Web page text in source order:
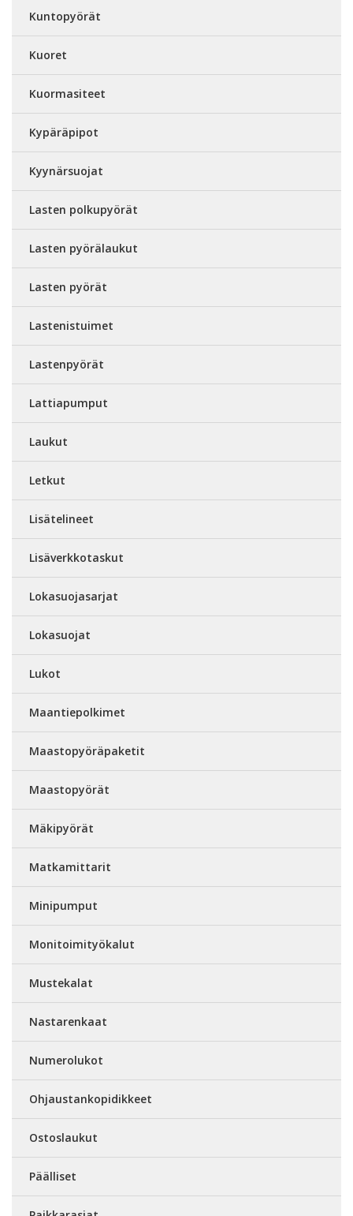
Kuntopyörät
Kuoret
Kuormasiteet
Kypäräpipot
Kyynärsuojat
Lasten polkupyörät
Lasten pyörälaukut
Lasten pyörät
Lastenistuimet
Lastenpyörät
Lattiapumput
Laukut
Letkut
Lisätelineet
Lisäverkkotaskut
Lokasuojasarjat
Lokasuojat
Lukot
Maantiepolkimet
Maastopyöräpaketit
Maastopyörät
Mäkipyörät
Matkamittarit
Minipumput
Monitoimityökalut
Mustekalat
Nastarenkaat
Numerolukot
Ohjaustankopidikkeet
Ostoslaukut
Päälliset